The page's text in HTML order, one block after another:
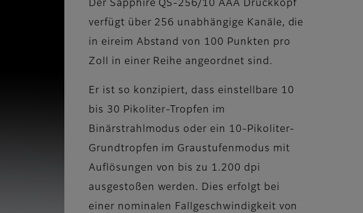
Der Sapphire QS-256/10 AAA Druckkopf
verfügt über 256 unabhängige Kanäle, die
in eireim Abstand von 100 Punkten pro
Zoll in einer Reihe angeordnet sind.
Er ist so konzipiert, dass einstellbare 10
bis 30 Pikoliter-Tropfen im
Binärstrahlmodus oder ein 10-Pikoliter-
Grundtropfen im Graustufenmodus mit
Auflösungen von bis zu 1.200 dpi
ausgestoßen werden. Dies erfolgt bei
einer nominalen Fallgeschwindigkeit von